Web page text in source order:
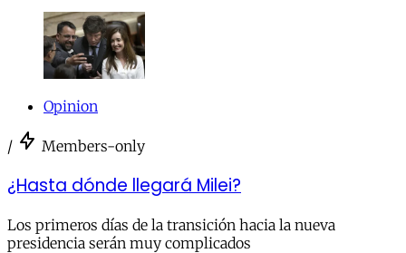
Opinion
/ Members-only
¿Hasta dónde llegará Milei?
Los primeros días de la transición hacia la nueva
presidencia serán muy complicados